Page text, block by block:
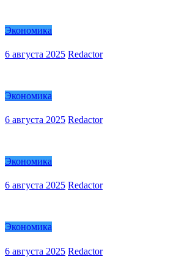
Экономика
6 августа 2025 Redactor
Экономика
6 августа 2025 Redactor
Экономика
6 августа 2025 Redactor
Экономика
6 августа 2025 Redactor